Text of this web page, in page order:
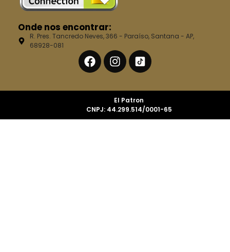
Onde nos encontrar:
R. Pres. Tancredo Neves, 366 - Paraíso, Santana - AP,
68928-081
El Patron
CNPJ: 44.299.514/0001-65